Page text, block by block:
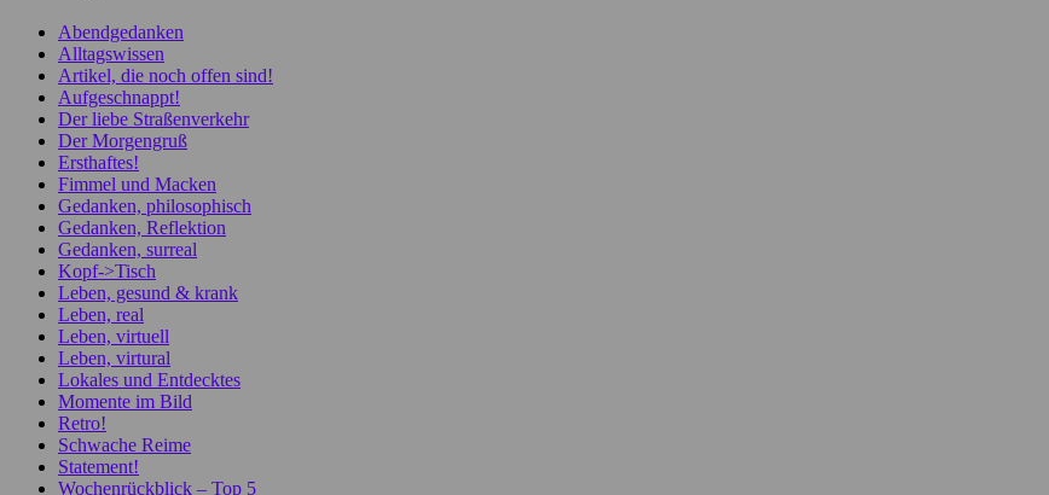
Abendgedanken
Alltagswissen
Artikel, die noch offen sind!
Aufgeschnappt!
Der liebe Straßenverkehr
Der Morgengruß
Ersthaftes!
Fimmel und Macken
Gedanken, philosophisch
Gedanken, Reflektion
Gedanken, surreal
Kopf->Tisch
Leben, gesund & krank
Leben, real
Leben, virtuell
Leben, virtural
Lokales und Entdecktes
Momente im Bild
Retro!
Schwache Reime
Statement!
Wochenrückblick – Top 5